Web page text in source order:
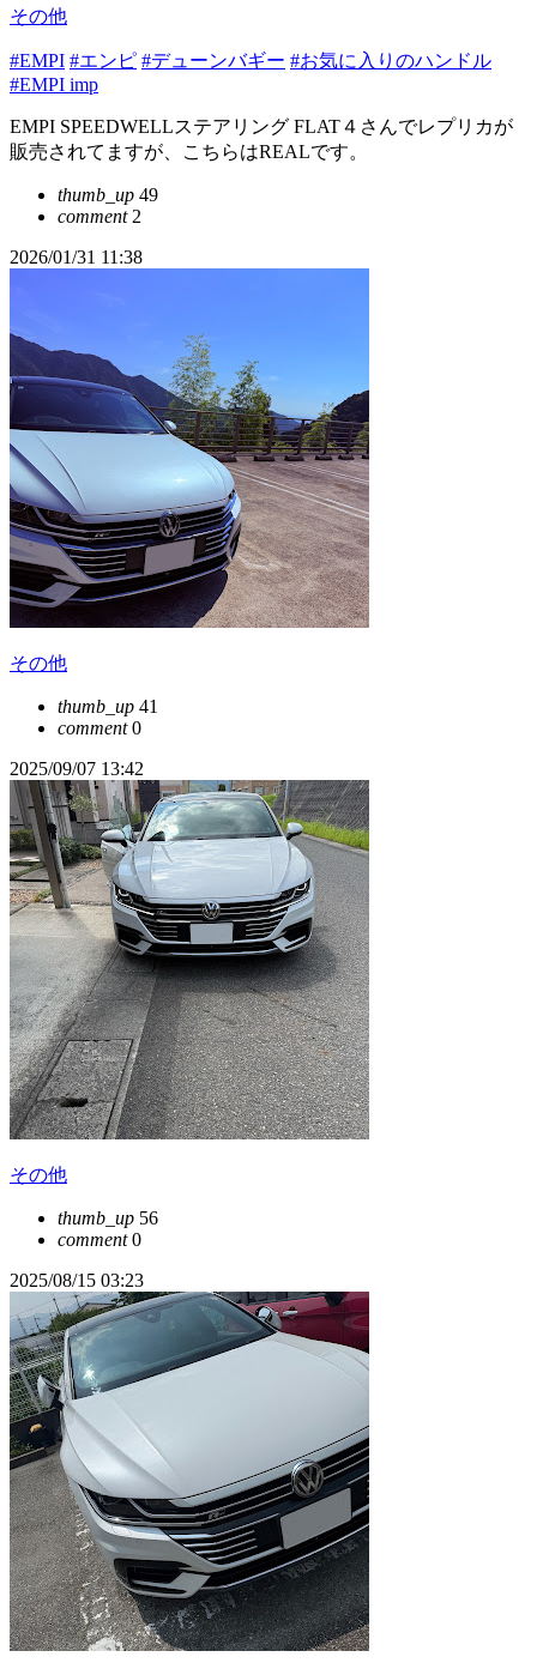
その他
#EMPI #エンピ #デューンバギー #お気に入りのハンドル
#EMPI imp
EMPI SPEEDWELLステアリング FLAT４さんでレプリカが
販売されてますが、こちらはREALです。
thumb_up 49
comment2
2026/01/31 11:38
その他
thumb_up 41
comment0
2025/09/07 13:42
その他
thumb_up 56
comment0
2025/08/15 03:23